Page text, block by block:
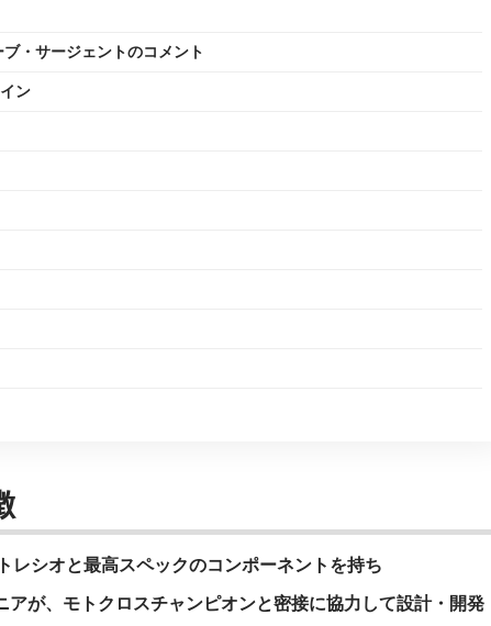
・サージェントのコメント
ン
レシオと最高スペックのコンポーネントを持ち
アが、モトクロスチャンピオンと密接に協力して設計・開発